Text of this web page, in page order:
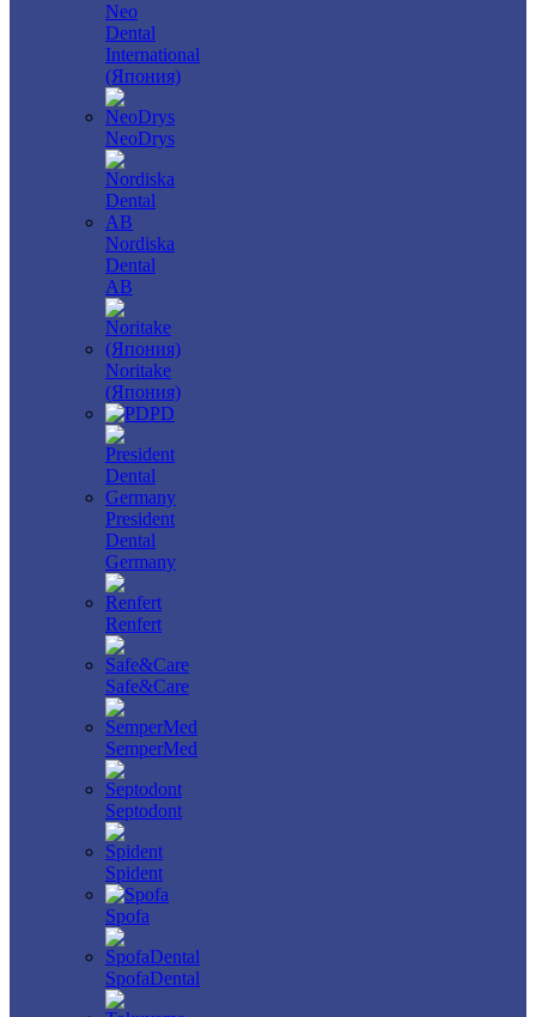
Neo
Dental
International
(Япония)
NeoDrys
Nordiska
Dental
AB
Noritake
(Япония)
PD
President
Dental
Germany
Renfert
Safe&Care
SemperMed
Septodont
Spident
Spofa
SpofaDental